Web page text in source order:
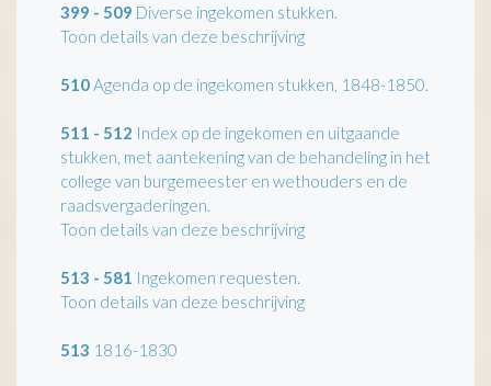
399 - 509 Diverse ingekomen stukken.
Toon details van deze beschrijving
510 Agenda op de ingekomen stukken, 1848-1850.
511 - 512 Index op de ingekomen en uitgaande
stukken, met aantekening van de behandeling in het
college van burgemeester en wethouders en de
raadsvergaderingen.
Toon details van deze beschrijving
513 - 581 Ingekomen requesten.
Toon details van deze beschrijving
513 1816-1830